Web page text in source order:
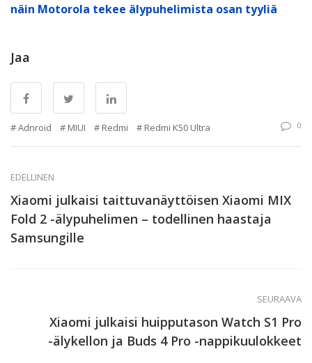
näin Motorola tekee älypuhelimista osan tyyliä
Jaa
Adnroid MIUI Redmi Redmi K50 Ultra 0
EDELLINEN
Xiaomi julkaisi taittuvanäyttöisen Xiaomi MIX
Fold 2 -älypuhelimen – todellinen haastaja
Samsungille
SEURAAVA
Xiaomi julkaisi huipputason Watch S1 Pro
-älykellon ja Buds 4 Pro -nappikuulokkeet